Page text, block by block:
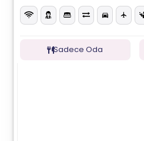
Sadece Oda